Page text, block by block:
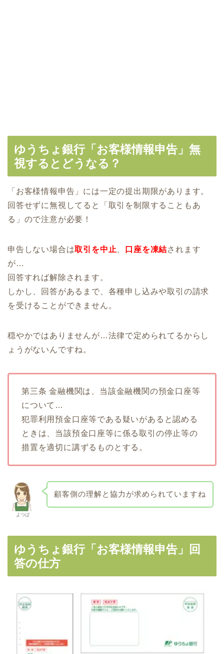
ゆうちょ銀行「お客様情報申告」無
視するとどうなる？
「お客様情報申告」には一定の提出期限があります。
回答せずに無視してると「取引を制限することもあ
る」ので注意が必要！
申告しない場合は取引を中止 口座を凍結されます
が…
回答すれば解除されます。
しかし、回答があるまで、各種申し込みや取引の請求
を受けることができません。
穏やかではありませんが…法律で定められてるからし
ょうがないんですね。
第三条 金融機関は、当該金融機関の預金口座等
について…
犯罪利用預金口座等である疑いがあると認める
ときは、当該預金口座等に係る取引の停止等の
措置を適切に講ずるものとする。
よつば
顧客側の理解と協力が求められていますね
ゆうちょ銀行「お客様情報申告」回
答の仕方